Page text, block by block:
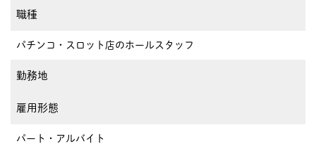
職種
パチンコ・スロット店のホールスタッフ
勤務地
雇用形態
パート・アルバイト